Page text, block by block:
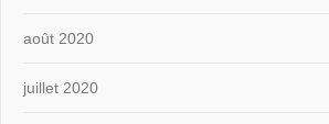
août 2020
juillet 2020